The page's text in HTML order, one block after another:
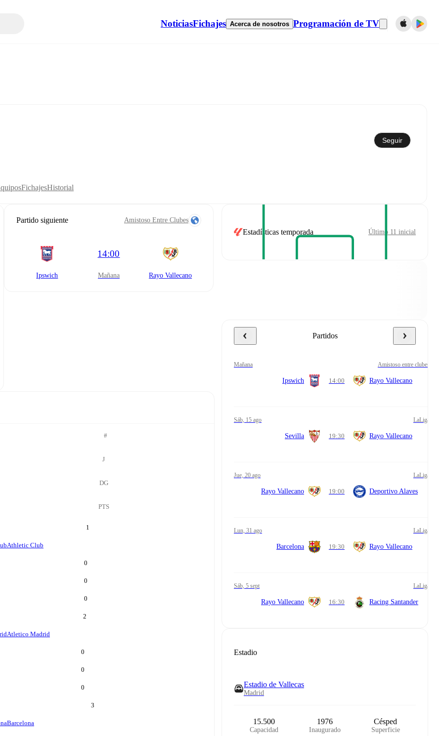
NoticiasFichajes Acerca de nosotros Programación de TV
Seguir
FichajesHistorial
Partido siguiente Amistoso Entre Clubes
Ipswich
14:00
mañana Rayo Vallecano
#
J
DG
PTS
1
Athletic Club
0
0
0
2
Atletico Madrid
0
0
0
3
Barcelona
Estadísticas temporada Último 11 inicial
Partidos
mañana Amistoso entre clubes
Ipswich 14:00 Rayo Vallecano
sáb, 15 ago LaLiga
Sevilla 19:30 Rayo Vallecano
jue, 20 ago LaLiga
Rayo Vallecano 19:00 Deportivo Alaves
lun, 31 ago LaLiga
Barcelona 19:30 Rayo Vallecano
sáb, 5 sept LaLiga
Rayo Vallecano 16:30 Racing Santander
Estadio
Estadio de Vallecas
Madrid
15.500
Capacidad
1976
Inaugurado
Césped
Superficie